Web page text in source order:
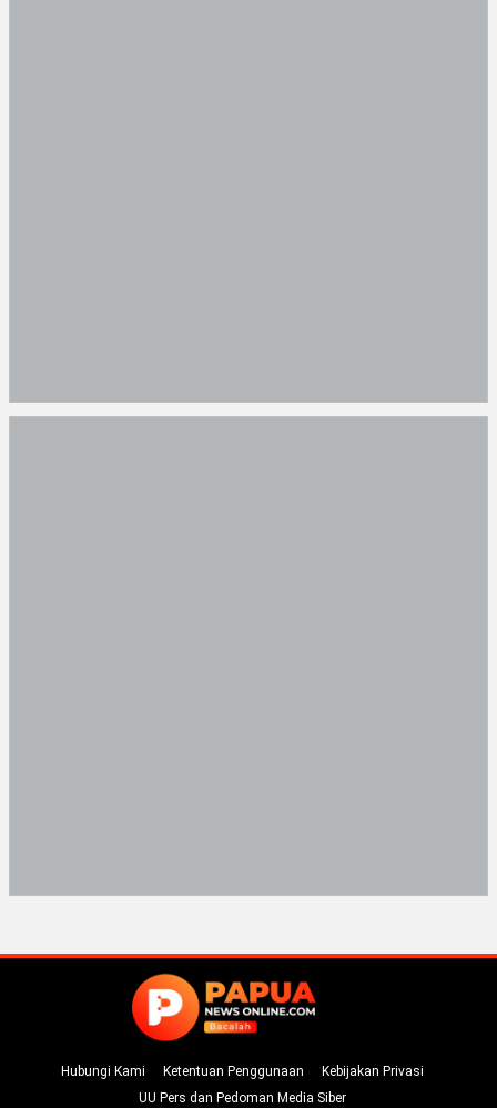
Hubungi Kami Ketentuan Penggunaan
Kebijakan Privasi
UU Pers dan Pedoman Media Siber